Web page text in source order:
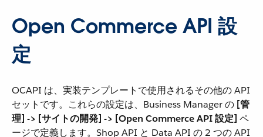
Open Commerce API 設
定
OCAPI は、実装テンプレートで使用されるその他の API
セットです。これらの設定は、Business Manager の ​ [管
理] -> [サイトの開発] -> [Open Commerce API 設定] ​ ペ
ージで定義します。Shop API と Data API の 2 つの API